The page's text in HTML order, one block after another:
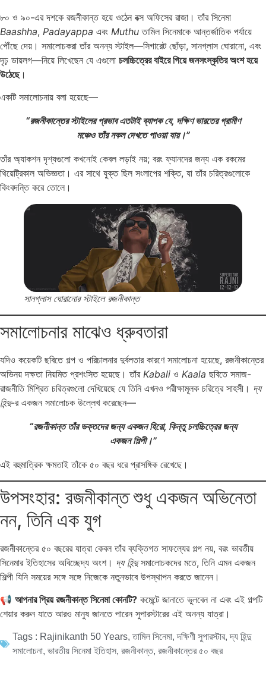
৮০ ও ৯০-এর দশকে রজনীকান্ত হয়ে ওঠেন বক্স অফিসের রাজা। তাঁর সিনেমা
Baashha, Padayappa এবং Muthu তামিল সিনেমাকে আন্তর্জাতিক পর্যায়ে
পৌঁছে দেয়। সমালোচকরা তাঁর অনন্য স্টাইল—সিগারেট ছোঁড়া, সানগ্লাস ঘোরানো, এবং
দৃঢ় ডায়লগ—নিয়ে লিখেছেন যে এগুলো চলচ্চিত্রের বাইরে গিয়ে জনসংস্কৃতির অংশ হয়ে
উঠেছে।
একটি সমালোচনায় বলা হয়েছে—
“রজনীকান্তের স্টাইলের প্রভাব এতটাই ব্যাপক যে, দক্ষিণ ভারতের গ্রামীণ
মঞ্চেও তাঁর নকল দেখতে পাওয়া যায়।”
তাঁর অ্যাকশন দৃশ্যগুলো কখনোই কেবল লড়াই নয়; বরং ফ্যানদের জন্য এক রকমের
থিয়েট্রিকাল অভিজ্ঞতা। এর সাথে যুক্ত ছিল সংলাপের শক্তি, যা তাঁর চরিত্রগুলোকে
কিংবদন্তি করে তোলে।
সানগ্লাস ঘোরানোর স্টাইলে রজনীকান্ত
সমালোচনার মাঝেও ধ্রুবতারা
যদিও কয়েকটি ছবিতে গল্প ও পরিচালনার দুর্বলতার কারণে সমালোচনা হয়েছে, রজনীকান্তের
অভিনয় দক্ষতা নিয়মিত প্রশংসিত হয়েছে। তাঁর Kabali ও Kaala ছবিতে সমাজ-
রাজনীতি মিশ্রিত চরিত্রগুলো দেখিয়েছে যে তিনি এখনও পরীক্ষামূলক চরিত্রে সাহসী। দ্য
হিন্দু-র একজন সমালোচক উল্লেখ করেছেন—
“রজনীকান্ত তাঁর ভক্তদের জন্য একজন হিরো, কিন্তু চলচ্চিত্রের জন্য
একজন শিল্পী।”
এই বহুমাত্রিক ক্ষমতাই তাঁকে ৫০ বছর ধরে প্রাসঙ্গিক রেখেছে।
উপসংহার: রজনীকান্ত শুধু একজন অভিনেতা
নন, তিনি এক যুগ
রজনীকান্তের ৫০ বছরের যাত্রা কেবল তাঁর ব্যক্তিগত সাফল্যের গল্প নয়, বরং ভারতীয়
সিনেমার ইতিহাসের অবিচ্ছেদ্য অংশ। দ্য হিন্দুসমালোচকদের মতে, তিনি এমন একজন
শিল্পী যিনি সময়ের সঙ্গে সঙ্গে নিজেকে নতুনভাবে উপস্থাপন করতে জানেন।
📢 আপনার প্রিয় রজনীকান্ত সিনেমা কোনটি? কমেন্টে জানাতে ভুলবেন না এবং এই গল্পটি
শেয়ার করুন যাতে আরও মানুষ জানতে পারেন সুপারস্টারের এই অনন্য যাত্রা।
Tags : Rajinikanth 50 Years,তামিল সিনেমা,দক্ষিণী সুপারস্টার,দ্য হিন্দু
সমালোচনা, ভারতীয় সিনেমা ইতিহাস, রজনীকান্ত, রজনীকান্তের ৫০ বছর